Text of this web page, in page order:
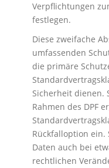
Verpflichtungen
festlegen.
Diese zweifache
umfassenden
die primäre
Sicherheit dienen.
Rahmen des DPF
Rückfalloption ein.
Daten auch bei
rechtlichen